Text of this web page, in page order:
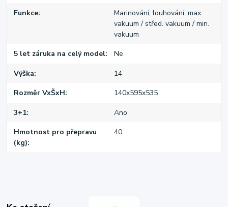
Funkce
Marinování, louhování, max.
vakuum / střed. vakuum / min.
vakuum
5 let záruka na celý model Ne
Výška 14
Rozměr VxŠxH 140x595x535
3+1 Ano
Hmotnost pro přepravu
(kg)
40